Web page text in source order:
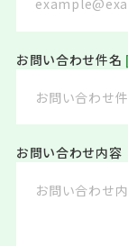
お問い合わせ件名
お問い合わせ内容